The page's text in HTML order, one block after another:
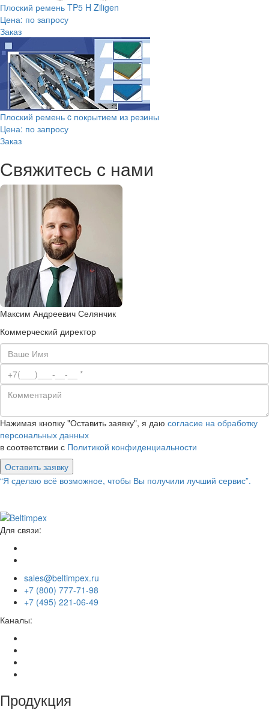
Плоский ремень TP5 H Ziligen
Цена: по запросу
Заказ
Плоский ремень c покрытием из резины
Цена: по запросу
Заказ
Свяжитесь с нами
Максим Андреевич Селянчик
Коммерческий директор
Нажимая кнопку "Оставить заявку", я даю согласие на обработку
персональных данных
в соответствии с Политикой конфиденциальности
Оставить заявку
“Я сделаю всё возможное, чтобы Вы получили лучший сервис”.
Для связи:
sales@beltimpex.ru
+7 (800) 777-71-98
+7 (495) 221-06-49
Каналы:
Продукция